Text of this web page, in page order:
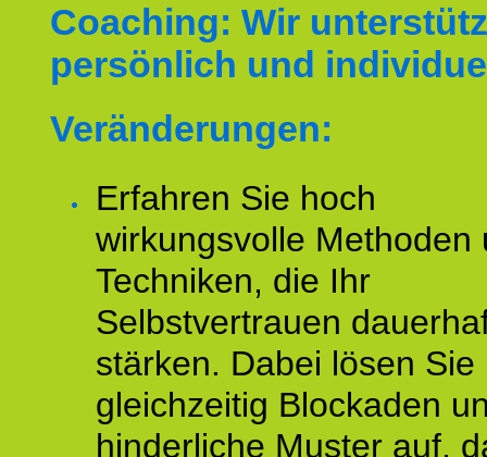
Coaching: Wir
persönlich und
Veränderungen:
Erfahren Sie hoch
wirkungsvolle Methoden
Techniken, die Ihr
Selbstvertrauen
stärken. Dabei lösen Sie
gleichzeitig Blockaden
hinderliche Muster auf,